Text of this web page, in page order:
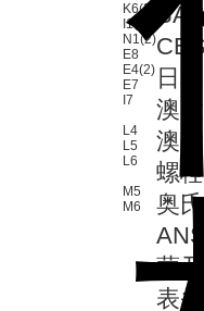
K6(2)
I1(2)
N1(2)
E8
E4(2)
E7
I7
L4
L5
L6
M5
M6
日
澳
澳
螺
奥
蒙
表头